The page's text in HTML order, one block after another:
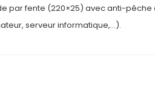
par fente (220×25) avec anti-pêche
serveur informatique,…).